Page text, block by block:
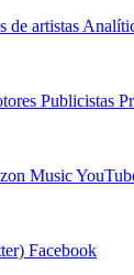
de artistas
Publicistas
Music
Facebook